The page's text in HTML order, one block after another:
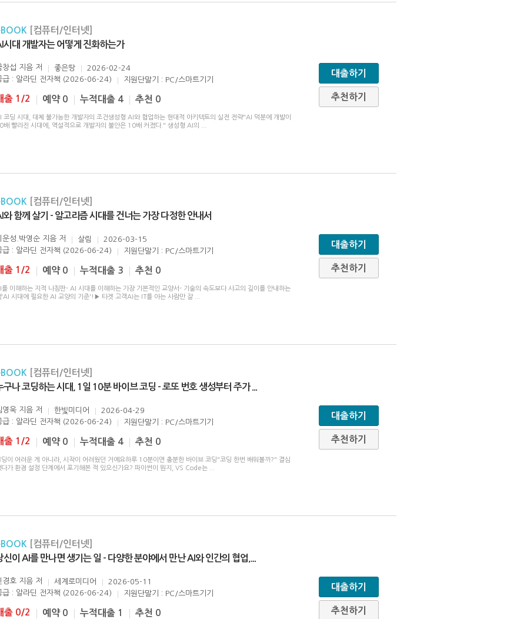
[컴퓨터/인터넷]
시대 개발자는 어떻게 진화하는가
창섭 지음 저 좋은땅
2026-02-24
급 : 알라딘 전자책 (2026-06-24)
지원단말기 : PC/스마트기기
출 1/2 예약 0 누적대출 4 추천 0
코딩 시대, 대체 불가능한 개발자의 조건생성형 AI와 협업하는 현대적 아키텍트의 실전 전략"AI 덕분에 개발이
배 빨라진 시대에, 역설적으로 개발자의 불안은 10배 커졌다." 생성형 AI의
대출하기
추천하기
[컴퓨터/인터넷]
와 함께 살기 - 알고리즘 시대를 건너는 가장 다정한 안내서
운성.박영순 지음 저 살림
2026-03-15
급 : 알라딘 전자책 (2026-06-24)
지원단말기 : PC/스마트기기
출 1/2 예약 0 누적대출 3 추천 0
를 이해하는 지적 나침판- AI 시대를 이해하는 가장 기본적인 교양서- 기술의 속도보다 사고의 깊이를 안내하는
'AI 시대에 필요한 AI 교양의 기준'!▶ 타겟 고객AI는 IT를 아는 사람만 잘
대출하기
추천하기
[컴퓨터/인터넷]
구나 코딩하는 시대, 1일 10분 바이브 코딩 - 로또 번호 생성부터 주가
영욱 지음 저 한빛미디어
2026-04-29
급 : 알라딘 전자책 (2026-06-24)
지원단말기 : PC/스마트기기
출 1/2 예약 0 누적대출 4 추천 0
딩이 어려운 게 아니라, 시작이 어려웠던 거예요하루 10분이면 충분한 바이브 코딩"코딩 한번 배워볼까?" 결심
다가 환경 설정 단계에서 포기해본 적 있으신가요? 파이썬이 뭔지, VS Code는
대출하기
추천하기
[컴퓨터/인터넷]
신이 AI를 만나면 생기는 일 - 다양한 분야에서 만난 AI와 인간의 협업,
경호 지음 저 세계로미디어
2026-05-11
급 : 알라딘 전자책 (2026-06-24)
지원단말기 : PC/스마트기기
출 0/2 예약 0 누적대출 1 추천 0
대출하기
추천하기